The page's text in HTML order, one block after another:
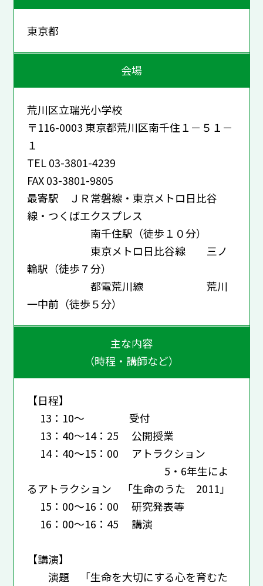
東京都
会場
荒川区立瑞光小学校
〒116-0003 東京都荒川区南千住１－５１－
１
TEL 03-3801-4239
FAX 03-3801-9805
最寄駅 ＪＲ常磐線・東京メトロ日比谷
線・つくばエクスプレス
南千住駅（徒歩１０分）
東京メトロ日比谷線 三ノ
輪駅（徒歩７分）
都電荒川線 荒川
一中前（徒歩５分）
主な内容
（時程・講師など）
【日程】
13：10～ 受付
13：40～14：25 公開授業
14：40～15：00 アトラクション
5・6年生によ
るアトラクション 「生命のうた 2011」
15：00～16：00 研究発表等
16：00～16：45 講演
【講演】
演題 「生命を大切にする心を育むた